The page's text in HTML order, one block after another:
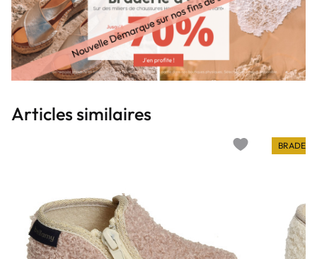
Articles similaires